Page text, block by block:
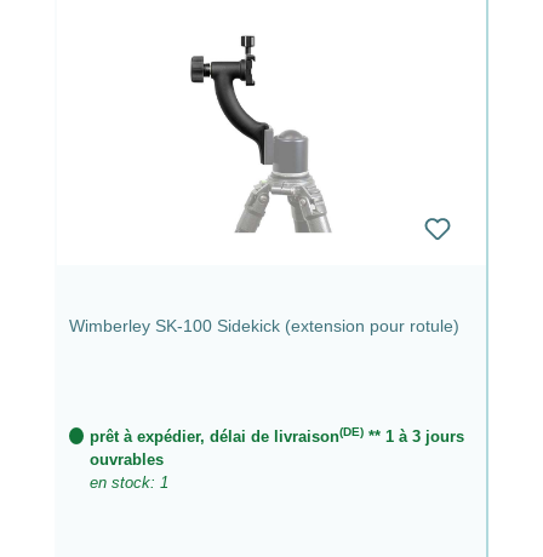
Wimberley SK-100 Sidekick (extension pour rotule)
prêt à expédier, délai de livraison(DE)** 1 à 3 jours
ouvrables
en stock: 1